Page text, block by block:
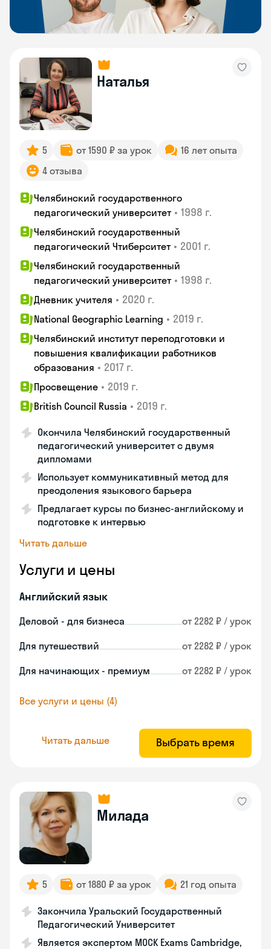
Наталья
5 от 1590 ₽ за урок
16 лет опыта
4 отзыва
Челябинский государственного
педагогический университет • 1998 г.
Челябинский государственный
педагогический Чтиберситет • 2001 г.
Челябинский государственный
педагогический университет • 1998 г.
Дневник учителя • 2020 г.
National Geographic Learning • 2019 г.
Челябинский институт переподготовки и
повышения квалификации работников
образования • 2017 г.
Просвещение • 2019 г.
British Council Russia • 2019 г.
Окончила Челябинский государственный
педагогический университет с двумя
дипломами
Использует коммуникативный метод для
преодоления языкового барьера
Предлагает курсы по бизнес-английскому и
подготовке к интервью
Читать дальше
Услуги и цены
Английский язык
Деловой - для бизнеса от 2282 ₽ / урок
Для путешествий от 2282 ₽ / урок
Для начинающих - премиум от 2282 ₽ / урок
Все услуги и цены (4)
Читать дальше Выбрать время
Милада
5 от 1880 ₽ за урок 21 год опыта
Закончила Уральский Государственный
Педагогический Университет
Является экспертом MOCK Exams Cambridge,